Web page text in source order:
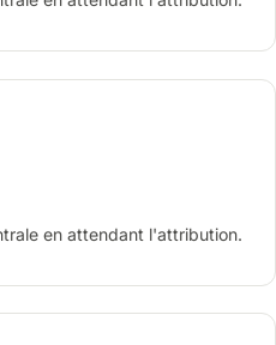
en attendant l'attribution.